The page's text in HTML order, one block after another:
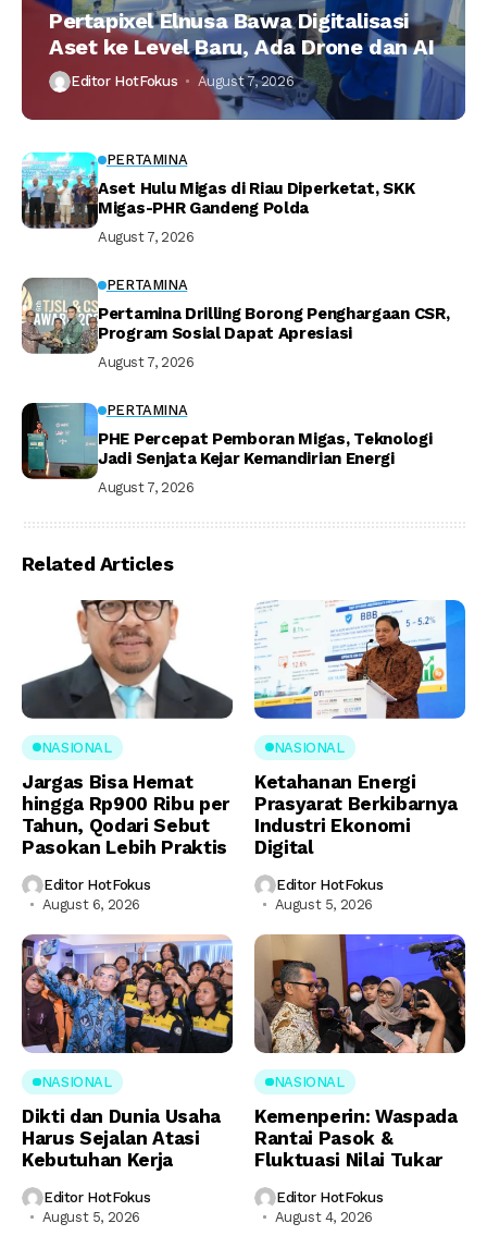
Pertapixel Elnusa Bawa Digitalisasi
Aset ke Level Baru, Ada Drone dan AI
Editor HotFokus August 7, 2026
PERTAMINA
Aset Hulu Migas di Riau Diperketat, SKK
Migas-PHR Gandeng Polda
August 7, 2026
PERTAMINA
Pertamina Drilling Borong Penghargaan CSR,
Program Sosial Dapat Apresiasi
August 7, 2026
PERTAMINA
PHE Percepat Pemboran Migas, Teknologi
Jadi Senjata Kejar Kemandirian Energi
August 7, 2026
Related Articles
NASIONAL
Jargas Bisa Hemat
hingga Rp900 Ribu per
Tahun, Qodari Sebut
Pasokan Lebih Praktis
Editor HotFokus
August 6, 2026
NASIONAL
Ketahanan Energi
Prasyarat Berkibarnya
Industri Ekonomi
Digital
Editor HotFokus
August 5, 2026
NASIONAL
Dikti dan Dunia Usaha
Harus Sejalan Atasi
Kebutuhan Kerja
Editor HotFokus
August 5, 2026
NASIONAL
Kemenperin: Waspada
Rantai Pasok &
Fluktuasi Nilai Tukar
Editor HotFokus
August 4, 2026